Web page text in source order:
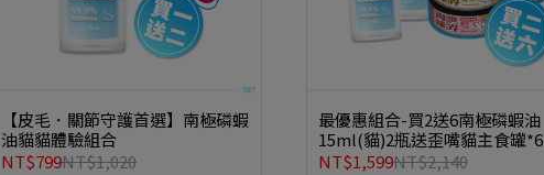
【皮毛．關節守護首選】南極磷蝦
油貓貓體驗組合
NT$799NT$1,020
最優惠組合-買2送6南極磷蝦油
15ml(貓)2瓶送歪嘴貓主食罐*6
NT$1,599NT$2,140